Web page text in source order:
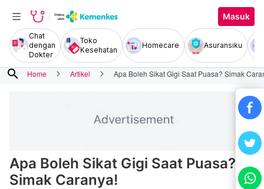
Masuk
Chat
dengan
Dokter
Toko
Kesehatan
Homecare Asuransiku
search Home Artikel Apa Boleh Sikat Gigi Saat Puasa? Simak
Apa Boleh Sikat Gigi Saat Puasa?
Simak Caranya!